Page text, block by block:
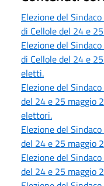
Elezione del
di Cellole del 24 e
Elezione del
di Cellole del 24 e
eletti.
Elezione del
del 24 e 25 maggio
elettori.
Elezione del
del 24 e 25 maggio
Elezione del
del 24 e 25 maggio